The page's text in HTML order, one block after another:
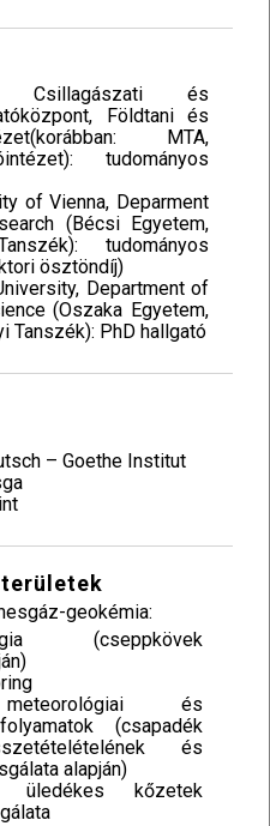
Csillagászati és
Földtani és
MTA,
tudományos
of Vienna, Deparment
(Bécsi Egyetem,
tudományos
ösztöndíj)
Department of
(Oszaka Egyetem,
Tanszék): PhD hallgató
– Goethe Institut
geokémia:
(cseppkövek
és
(csapadék
és
alapján)
üledékes kőzetek